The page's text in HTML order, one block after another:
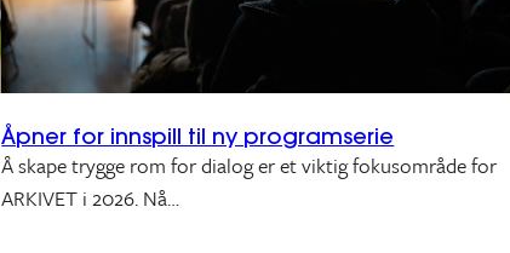
Åpner for innspill til ny programserie
Å skape trygge rom for dialog er et viktig fokusområde for
ARKIVET i 2026. Nå…